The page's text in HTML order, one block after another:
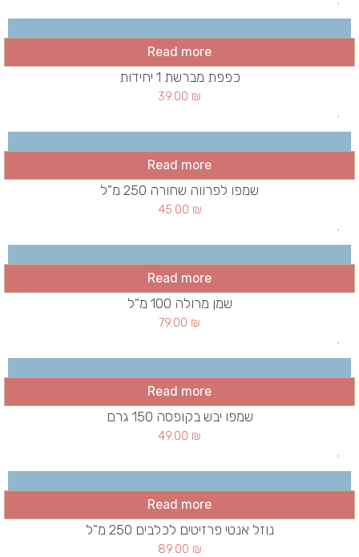
Read more
כפפת מברשת 1 יחידות
39.00 ₪
Read more
שמפו לפרווה שחורה 250 מ"ל
45.00 ₪
Read more
שמן מרולה 100 מ"ל
79.00 ₪
Read more
שמפו יבש בקופסה 150 גרם
49.00 ₪
Read more
נוזל אנטי פרזיטים לכלבים 250 מ"ל
89.00 ₪